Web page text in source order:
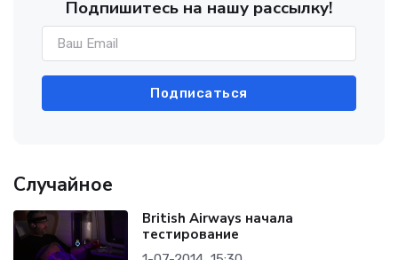
Подпишитесь на нашу рассылку!
Подписаться
Случайное
British Airways начала
тестирование